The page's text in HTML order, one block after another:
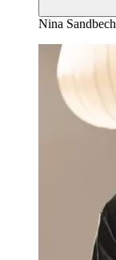
Nina Sandbech